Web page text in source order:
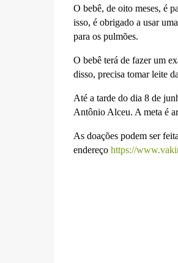
O bebê, de oito meses, é
isso, é obrigado a usar
para os pulmões.
O bebê terá de fazer um
disso, precisa tomar leite
Até a tarde do dia 8 de
Antônio Alceu. A meta é
As doações podem ser
endereço https://